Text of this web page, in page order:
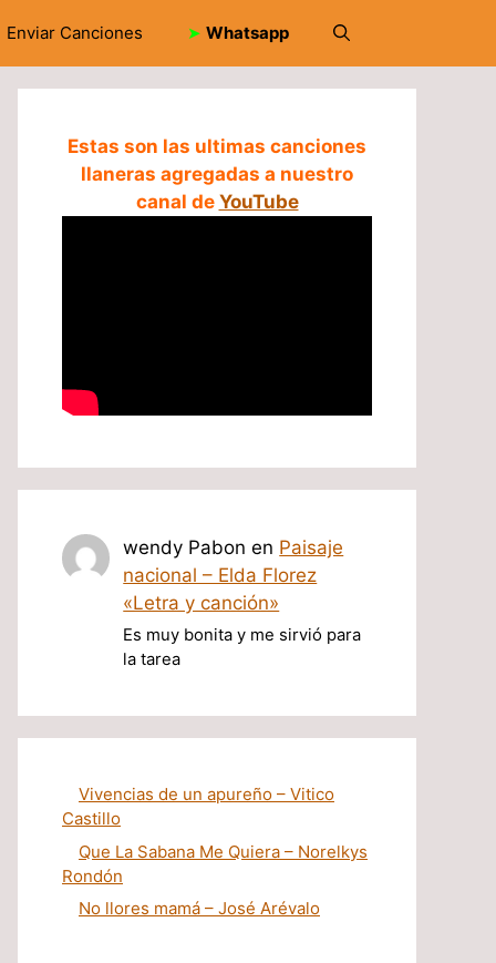
Enviar Canciones ➤ Whatsapp
Estas son las ultimas canciones
llaneras agregadas a nuestro
canal de YouTube
wendy Pabon en Paisaje
nacional – Elda Florez
«Letra y canción»
Es muy bonita y me sirvió para
la tarea
Vivencias de un apureño – Vitico
Castillo
Que La Sabana Me Quiera – Norelkys
Rondón
No llores mamá – José Arévalo